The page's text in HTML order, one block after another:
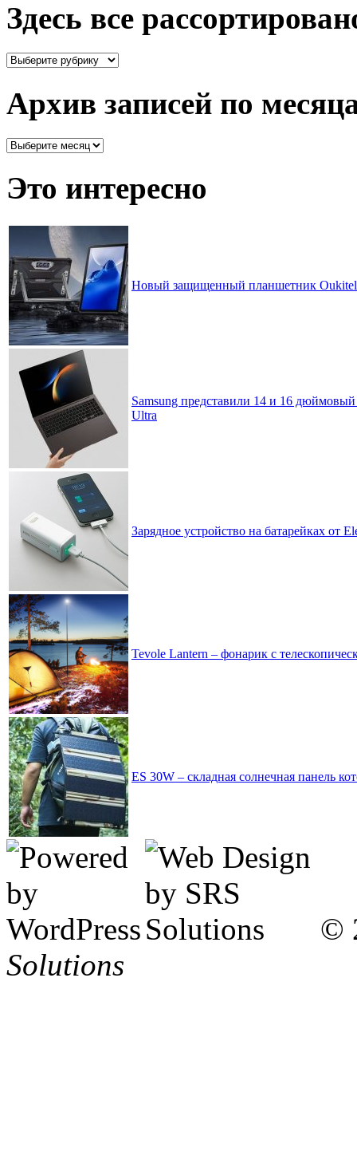
Здесь все
Здесь
Архив записей по
Архив
месяцам
Это интересно
Новый защищенный планшетник Oukitel
Samsung представили 14 и 16
Ultra
Зарядное устройство на батарейках от
Tevole Lantern – фонарик с
ES 30W – складная солнечная панель
©
Solutions